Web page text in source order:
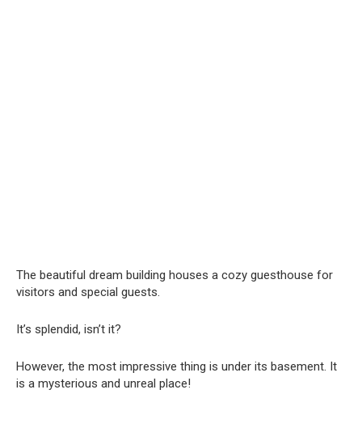
The beautiful dream building houses a cozy guesthouse for
visitors and special guests.
It’s splendid, isn’t it?
However, the most impressive thing is under its basement. It
is a mysterious and unreal place!